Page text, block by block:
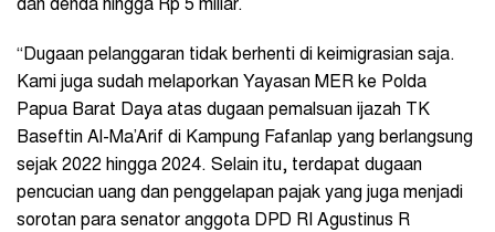
dan denda hingga Rp 5 miliar.
“Dugaan pelanggaran tidak berhenti di keimigrasian saja.
Kami juga sudah melaporkan Yayasan MER ke Polda
Papua Barat Daya atas dugaan pemalsuan ijazah TK
Baseftin Al-Ma’Arif di Kampung Fafanlap yang berlangsung
sejak 2022 hingga 2024. Selain itu, terdapat dugaan
pencucian uang dan penggelapan pajak yang juga menjadi
sorotan para senator anggota DPD RI Agustinus R